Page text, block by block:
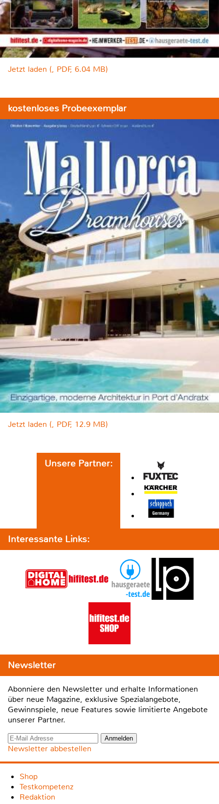
Jetzt laden (, PDF, 6.04 MB)
kostenloses Probeexemplar
Jetzt laden (, PDF, 12.9 MB)
Unsere Partner:
Interessante Links:
Newsletter
Abonniere den Newsletter und erhalte Informationen
über neue Magazine, exklusive Spezialangebote,
Gewinnspiele, neue Features sowie limitierte Angebote
unserer Partner.
Newsletter abbestellen
Shop
Testkompetenz
Redaktion